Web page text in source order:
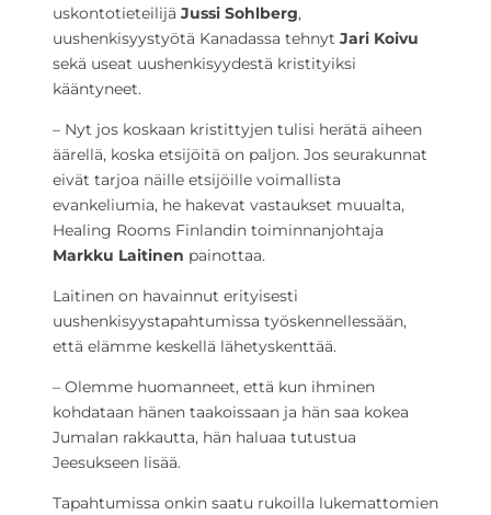
uskontotieteilijä Jussi Sohlberg,
uushenkisyystyötä Kanadassa tehnyt Jari Koivu
sekä useat uushenkisyydestä kristityiksi
kääntyneet.
– Nyt jos koskaan kristittyjen tulisi herätä aiheen
äärellä, koska etsijöitä on paljon. Jos seurakunnat
eivät tarjoa näille etsijöille voimallista
evankeliumia, he hakevat vastaukset muualta,
Healing Rooms Finlandin toiminnanjohtaja
Markku Laitinen painottaa.
Laitinen on havainnut erityisesti
uushenkisyystapahtumissa työskennellessään,
että elämme keskellä lähetyskenttää.
– Olemme huomanneet, että kun ihminen
kohdataan hänen taakoissaan ja hän saa kokea
Jumalan rakkautta, hän haluaa tutustua
Jeesukseen lisää.
Tapahtumissa onkin saatu rukoilla lukemattomien